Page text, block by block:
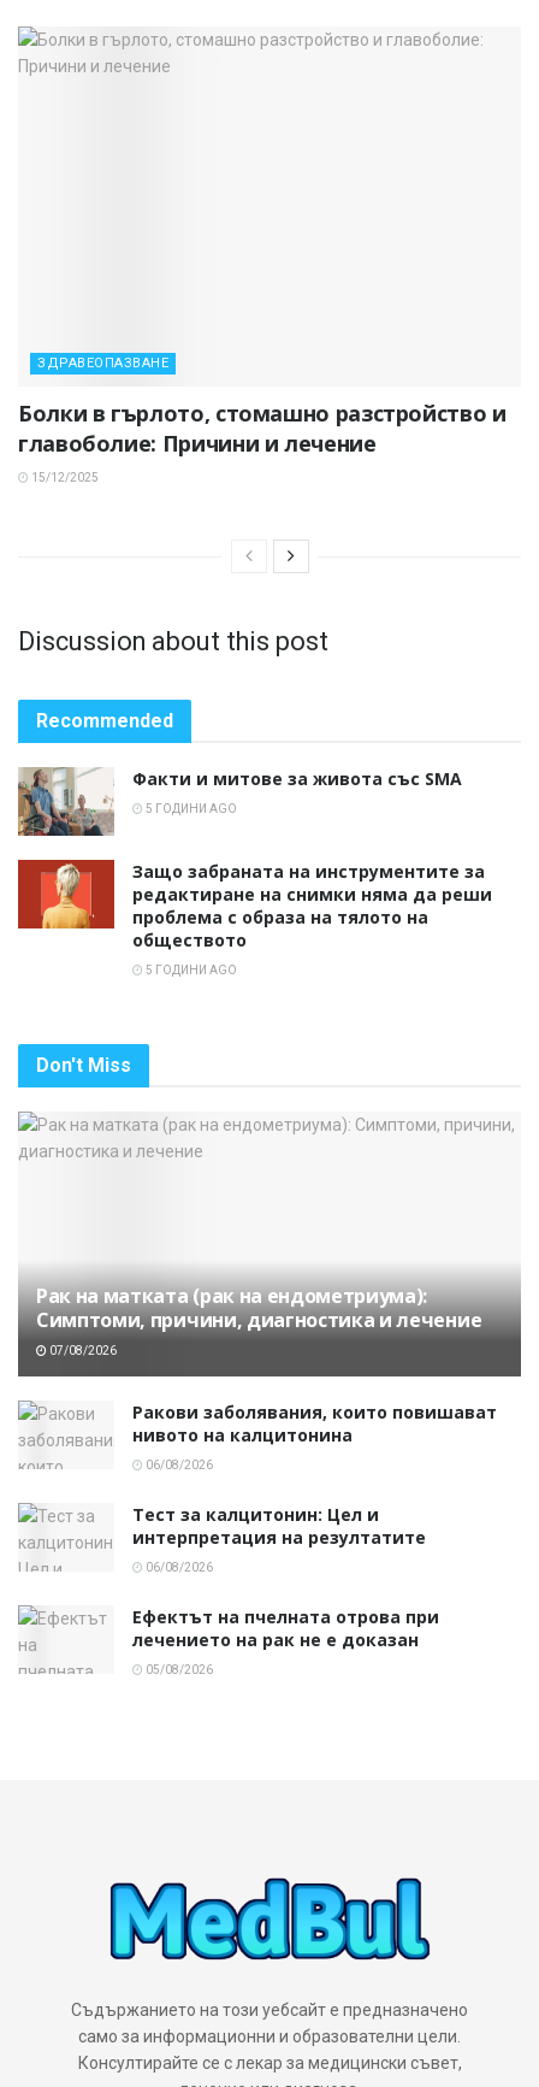
ЗДРАВЕОПАЗВАНЕ
Болки в гърлото, стомашно разстройство и
главоболие: Причини и лечение
15/12/2025
Discussion about this post
Recommended
Факти и митове за живота със SMA
5 ГОДИНИ AGO
Защо забраната на инструментите за
редактиране на снимки няма да реши
проблема с образа на тялото на
обществото
5 ГОДИНИ AGO
Don't Miss
Рак на матката (рак на ендометриума):
Симптоми, причини, диагностика и лечение
07/08/2026
Ракови заболявания, които повишават
нивото на калцитонина
06/08/2026
Тест за калцитонин: Цел и
интерпретация на резултатите
06/08/2026
Ефектът на пчелната отрова при
лечението на рак не е доказан
05/08/2026
Съдържанието на този уебсайт е предназначено
само за информационни и образователни цели.
Консултирайте се с лекар за медицински съвет,